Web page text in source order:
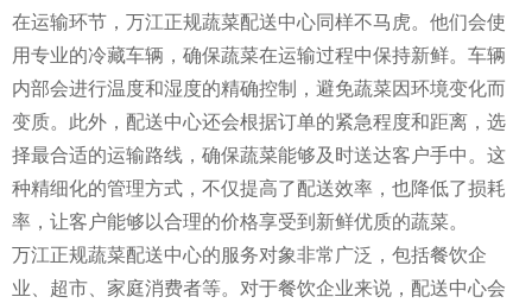
在运输环节，万江正规蔬菜配送中心同样不马虎。他们会使
用专业的冷藏车辆，确保蔬菜在运输过程中保持新鲜。车辆
内部会进行温度和湿度的精确控制，避免蔬菜因环境变化而
变质。此外，配送中心还会根据订单的紧急程度和距离，选
择最合适的运输路线，确保蔬菜能够及时送达客户手中。这
种精细化的管理方式，不仅提高了配送效率，也降低了损耗
率，让客户能够以合理的价格享受到新鲜优质的蔬菜。
万江正规蔬菜配送中心的服务对象非常广泛，包括餐饮企
业、超市、家庭消费者等。对于餐饮企业来说，配送中心会